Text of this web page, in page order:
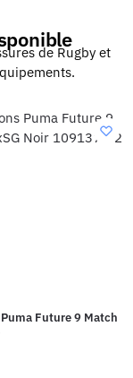
de Rugby et
.
Future 9 Match